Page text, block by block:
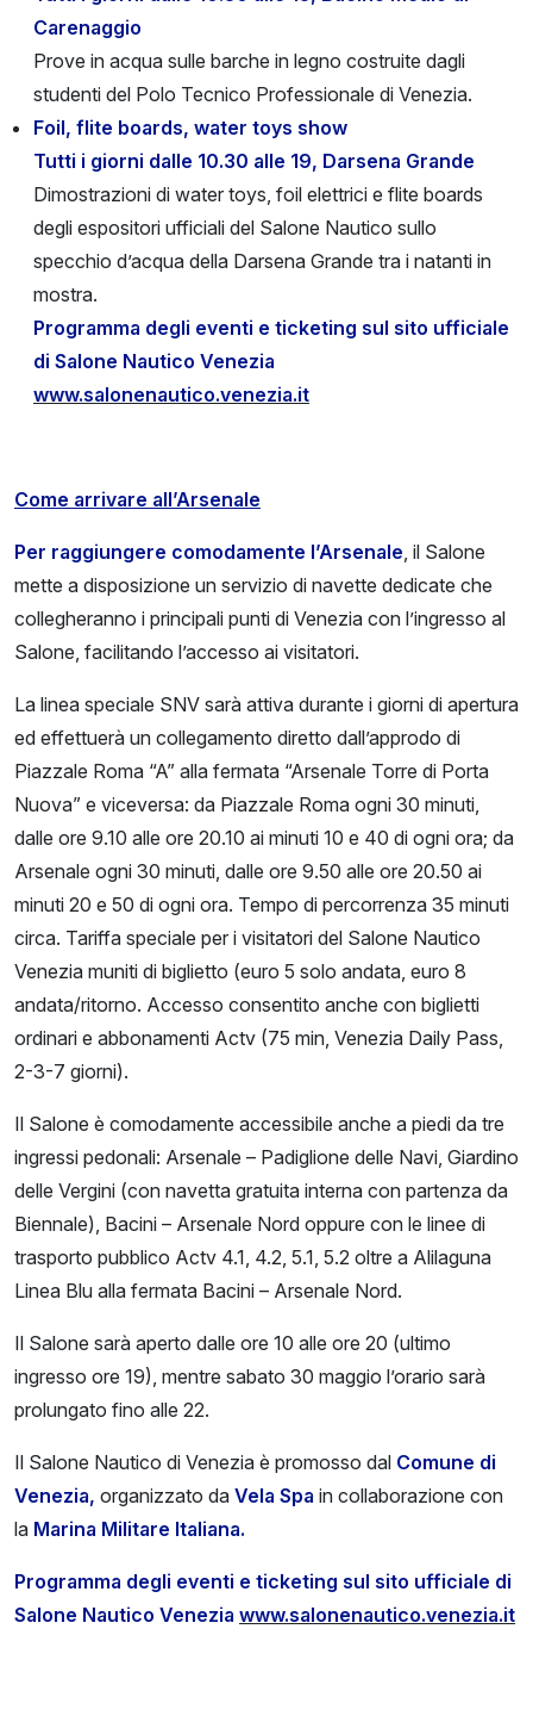
Carenaggio
Prove in acqua sulle barche in legno costruite dagli
studenti del Polo Tecnico Professionale di Venezia.
Foil, flite boards, water toys show
Tutti i giorni dalle 10.30 alle 19, Darsena Grande
Dimostrazioni di water toys, foil elettrici e flite boards
degli espositori ufficiali del Salone Nautico sullo
specchio d’acqua della Darsena Grande tra i natanti in
mostra.
Programma degli eventi e ticketing sul sito ufficiale
di Salone Nautico Venezia
www.salonenautico.venezia.it
Come arrivare all’Arsenale
Per raggiungere comodamente l’Arsenale, il Salone
mette a disposizione un servizio di navette dedicate che
collegheranno i principali punti di Venezia con l’ingresso al
Salone, facilitando l’accesso ai visitatori.
La linea speciale SNV sarà attiva durante i giorni di apertura
ed effettuerà un collegamento diretto dall’approdo di
Piazzale Roma “A” alla fermata “Arsenale Torre di Porta
Nuova” e viceversa: da Piazzale Roma ogni 30 minuti,
dalle ore 9.10 alle ore 20.10 ai minuti 10 e 40 di ogni ora; da
Arsenale ogni 30 minuti, dalle ore 9.50 alle ore 20.50 ai
minuti 20 e 50 di ogni ora. Tempo di percorrenza 35 minuti
circa. Tariffa speciale per i visitatori del Salone Nautico
Venezia muniti di biglietto (euro 5 solo andata, euro 8
andata/ritorno. Accesso consentito anche con biglietti
ordinari e abbonamenti Actv (75 min, Venezia Daily Pass,
2-3-7 giorni).
Il Salone è comodamente accessibile anche a piedi da tre
ingressi pedonali: Arsenale – Padiglione delle Navi, Giardino
delle Vergini (con navetta gratuita interna con partenza da
Biennale), Bacini – Arsenale Nord oppure con le linee di
trasporto pubblico Actv 4.1, 4.2, 5.1, 5.2 oltre a Alilaguna
Linea Blu alla fermata Bacini – Arsenale Nord.
Il Salone sarà aperto dalle ore 10 alle ore 20 (ultimo
ingresso ore 19), mentre sabato 30 maggio l’orario sarà
prolungato fino alle 22.
Il Salone Nautico di Venezia è promosso dal Comune di
Venezia, organizzato da Vela Spa in collaborazione con
la Marina Militare Italiana.
Programma degli eventi e ticketing sul sito ufficiale di
Salone Nautico Venezia www.salonenautico.venezia.it